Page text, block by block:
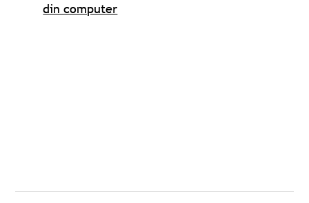
din computer